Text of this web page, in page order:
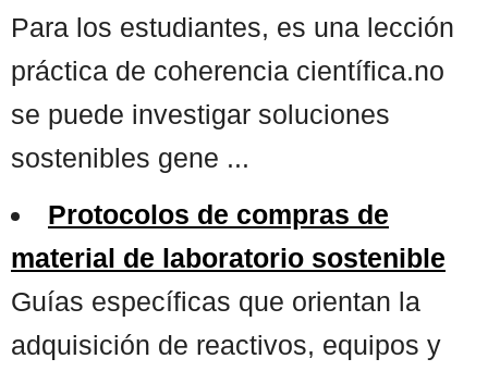
Para los estudiantes, es una lección
práctica de coherencia científica.no
se puede investigar soluciones
sostenibles gene ...
Protocolos de compras de
material de laboratorio sostenible
Guías específicas que orientan la
adquisición de reactivos, equipos y